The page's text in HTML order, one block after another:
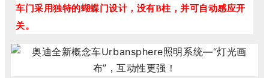
车门采用独特的蝴蝶门设计，没有B柱，并可自动感应开
关。